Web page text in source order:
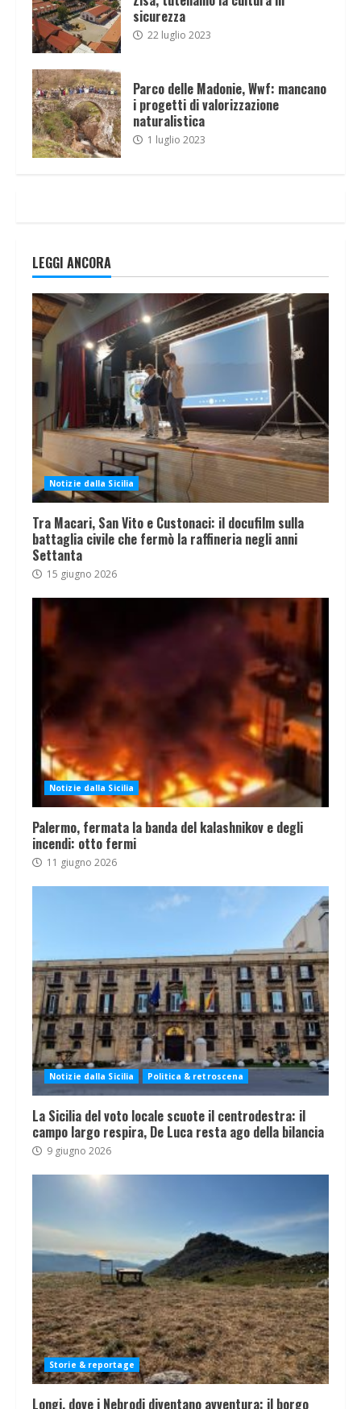
sicurezza
22 luglio 2023
Parco delle Madonie, Wwf: mancano
i progetti di valorizzazione
naturalistica
1 luglio 2023
LEGGI ANCORA
Notizie dalla Sicilia
Tra Macari, San Vito e Custonaci: il docufilm sulla
battaglia civile che fermò la raffineria negli anni
Settanta
15 giugno 2026
Notizie dalla Sicilia
Palermo, fermata la banda del kalashnikov e degli
incendi: otto fermi
11 giugno 2026
Notizie dalla Sicilia Politica & retroscena
La Sicilia del voto locale scuote il centrodestra: il
campo largo respira, De Luca resta ago della bilancia
9 giugno 2026
Storie & reportage
Longi, dove i Nebrodi diventano avventura: il borgo